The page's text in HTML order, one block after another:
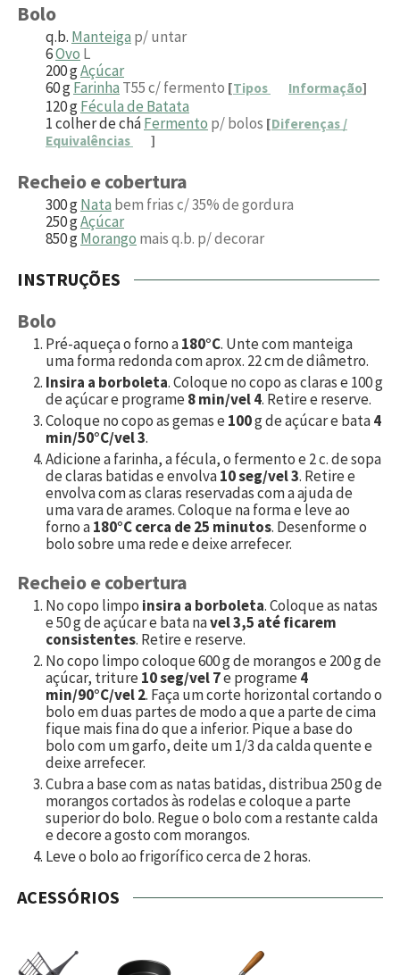
Bolo
q.b. Manteiga p/ untar
6Ovo L
200gAçúcar
60gFarinha T55 c/ fermento [Tipos Informação]
120gFécula de Batata
1colher de cháFermento p/ bolos [Diferenças /
Equivalências
]
Recheio e cobertura
300gNata bem frias c/ 35% de gordura
250gAçúcar
850gMorango mais q.b. p/ decorar
INSTRUÇÕES
Bolo
Pré-aqueça o forno a180°C. Unte com manteiga
uma forma redonda com aprox. 22 cm de diâmetro.
Insira a borboleta. Coloque no copo as claras e100g
de açúcar e programe8 min/vel 4. Retire e reserve.
Coloque no copo as gemas e100g de açúcar e bata4
min/50°C/vel 3.
Adicione a farinha, a fécula, o fermento e2c. de sopa
de claras batidas e envolva10 seg/vel 3. Retire e
envolva com as claras reservadas com a ajuda de
uma vara de arames. Coloque na forma e leve ao
forno a180°C cerca de 25 minutos. Desenforme o
bolo sobre uma rede e deixe arrefecer.
Recheio e cobertura
No copo limpo insira a borboleta. Coloque as natas
e50g de açúcar e bata navel 3,5 até ficarem
consistentes. Retire e reserve.
No copo limpo coloque600g de morangos e200g de
açúcar, triture10 seg/vel 7e programe4
min/90°C/vel 2. Faça um corte horizontal cortando o
bolo em duas partes de modo a que a parte de cima
fique mais fina do que a inferior. Pique a base do
bolo com um garfo, deite um 1/3 da calda quente e
deixe arrefecer.
Cubra a base com as natas batidas, distribua250g de
morangos cortados às rodelas e coloque a parte
superior do bolo. Regue o bolo com a restante calda
e decore a gosto com morangos.
Leve o bolo ao frigorífico cerca de 2 horas.
ACESSÓRIOS